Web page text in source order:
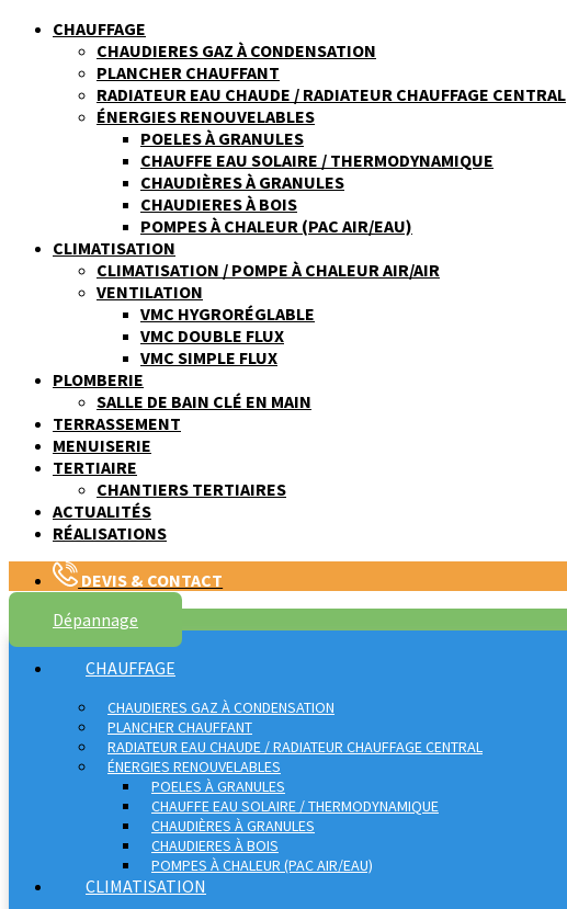
CHAUFFAGE
CHAUDIERES GAZ À CONDENSATION
PLANCHER CHAUFFANT
RADIATEUR EAU CHAUDE / RADIATEUR CHAUFFAGE CENTRAL
ÉNERGIES RENOUVELABLES
POELES À GRANULES
CHAUFFE EAU SOLAIRE / THERMODYNAMIQUE
CHAUDIÈRES À GRANULES
CHAUDIERES À BOIS
POMPES À CHALEUR (PAC AIR/EAU)
CLIMATISATION
CLIMATISATION / POMPE À CHALEUR AIR/AIR
VENTILATION
VMC HYGRORÉGLABLE
VMC DOUBLE FLUX
VMC SIMPLE FLUX
PLOMBERIE
SALLE DE BAIN CLÉ EN MAIN
TERRASSEMENT
MENUISERIE
TERTIAIRE
CHANTIERS TERTIAIRES
ACTUALITÉS
RÉALISATIONS
DEVIS & CONTACT
Dépannage
CHAUFFAGE
CHAUDIERES GAZ À CONDENSATION
PLANCHER CHAUFFANT
RADIATEUR EAU CHAUDE / RADIATEUR CHAUFFAGE CENTRAL
ÉNERGIES RENOUVELABLES
POELES À GRANULES
CHAUFFE EAU SOLAIRE / THERMODYNAMIQUE
CHAUDIÈRES À GRANULES
CHAUDIERES À BOIS
POMPES À CHALEUR (PAC AIR/EAU)
CLIMATISATION